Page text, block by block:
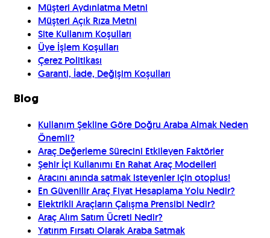
Müşteri Aydınlatma Metni
Müşteri Açık Rıza Metni
Site Kullanım Koşulları
Üye İşlem Koşulları
Çerez Politikası
Garanti, İade, Değişim Koşulları
Blog
Kullanım Şekline Göre Doğru Araba Almak Neden
Önemli?
Araç Değerleme Sürecini Etkileyen Faktörler
Şehir İçi Kullanımı En Rahat Araç Modelleri
Aracını anında satmak isteyenler için otoplus!
En Güvenilir Araç Fiyat Hesaplama Yolu Nedir?
Elektrikli Araçların Çalışma Prensibi Nedir?
Araç Alım Satım Ücreti Nedir?
Yatırım Fırsatı Olarak Araba Satmak